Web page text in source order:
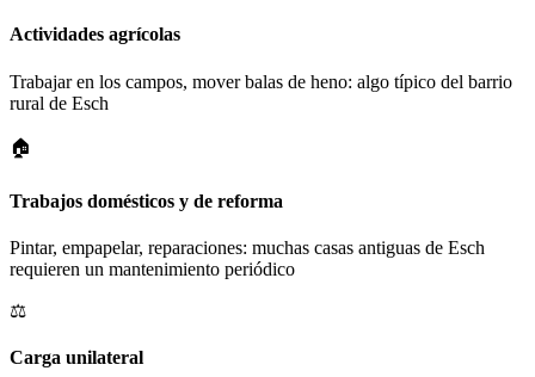
Actividades agrícolas
Trabajar en los campos, mover balas de heno: algo típico del barrio
rural de Esch
🏠
Trabajos domésticos y de reforma
Pintar, empapelar, reparaciones: muchas casas antiguas de Esch
requieren un mantenimiento periódico
⚖️
Carga unilateral